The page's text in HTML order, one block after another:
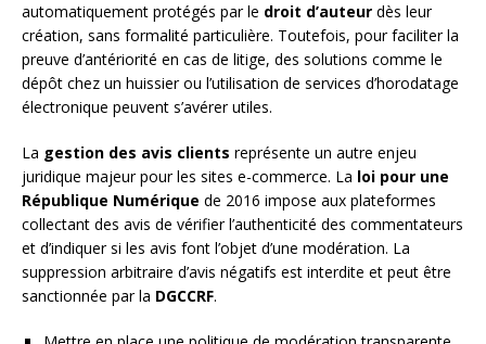
automatiquement protégés par le droit d’auteur dès leur
création, sans formalité particulière. Toutefois, pour faciliter la
preuve d’antériorité en cas de litige, des solutions comme le
dépôt chez un huissier ou l’utilisation de services d’horodatage
électronique peuvent s’avérer utiles.
La gestion des avis clients représente un autre enjeu
juridique majeur pour les sites e-commerce. La loi pour une
République Numérique de 2016 impose aux plateformes
collectant des avis de vérifier l’authenticité des commentateurs
et d’indiquer si les avis font l’objet d’une modération. La
suppression arbitraire d’avis négatifs est interdite et peut être
sanctionnée par la DGCCRF.